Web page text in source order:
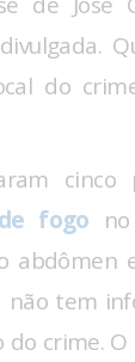
do
cinco
fogo
abdômen
não tem
crime.